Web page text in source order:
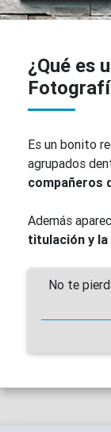
¿Qué es
Es un bonito
agrupados
compañeros
Además
titulación y la
No te